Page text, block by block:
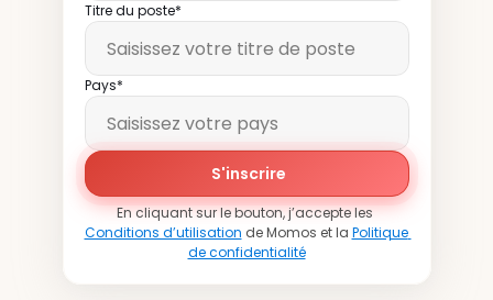
Titre du poste*
Pays*
S'inscrire
En cliquant sur le bouton, j’accepte les
Conditions d’utilisation de Momos et la Politique
de confidentialité